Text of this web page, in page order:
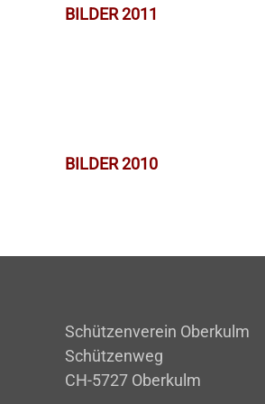
BILDER 2011
BILDER 2010
Schützenverein Oberkulm
Schützenweg
CH-5727 Oberkulm